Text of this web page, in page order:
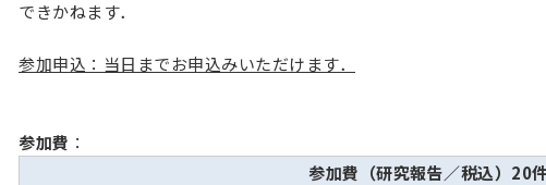
できかねます．
参加申込：当日までお申込みいただけます．
参加費 ：
参加費（研究報告／税込）20